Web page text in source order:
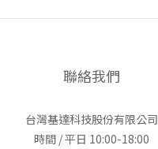
聯絡我們
台灣基達科技股份有限公司
時間 / 平日 10:00-18:00